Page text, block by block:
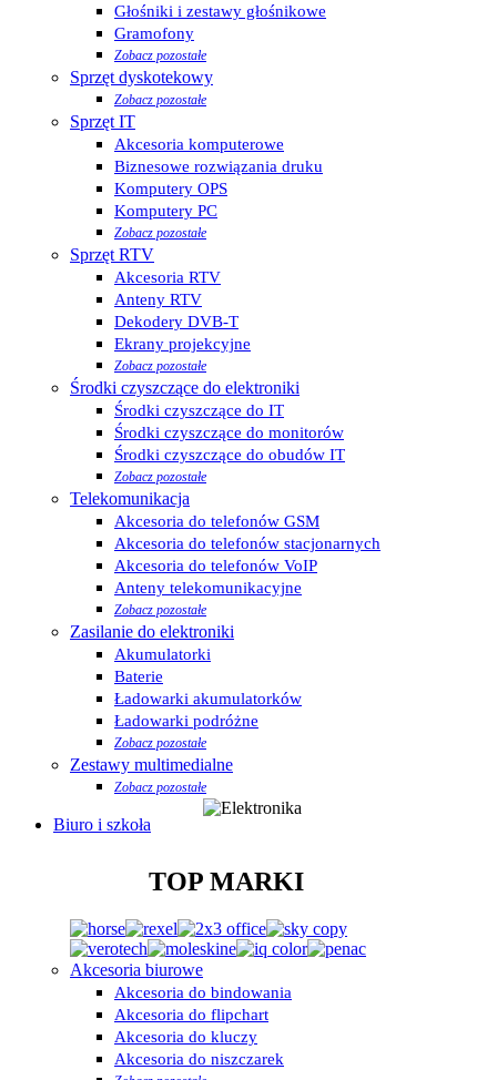
Głośniki i zestawy głośnikowe
Gramofony
Zobacz pozostałe
Sprzęt dyskotekowy
Zobacz pozostałe
Sprzęt IT
Akcesoria komputerowe
Biznesowe rozwiązania druku
Komputery OPS
Komputery PC
Zobacz pozostałe
Sprzęt RTV
Akcesoria RTV
Anteny RTV
Dekodery DVB-T
Ekrany projekcyjne
Zobacz pozostałe
Środki czyszczące do elektroniki
Środki czyszczące do IT
Środki czyszczące do monitorów
Środki czyszczące do obudów IT
Zobacz pozostałe
Telekomunikacja
Akcesoria do telefonów GSM
Akcesoria do telefonów stacjonarnych
Akcesoria do telefonów VoIP
Anteny telekomunikacyjne
Zobacz pozostałe
Zasilanie do elektroniki
Akumulatorki
Baterie
Ładowarki akumulatorków
Ładowarki podróżne
Zobacz pozostałe
Zestawy multimedialne
Zobacz pozostałe
Biuro i szkoła
TOP MARKI
Akcesoria biurowe
Akcesoria do bindowania
Akcesoria do flipchart
Akcesoria do kluczy
Akcesoria do niszczarek